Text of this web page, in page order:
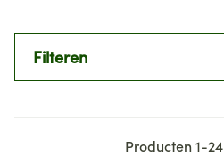
Filteren
Producten1-24